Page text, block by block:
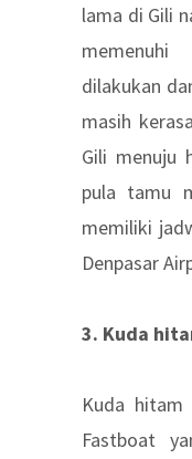
lama di Gili
memenuhi
dilakukan
masih
Gili menuju
pula tamu
memiliki
Denpasar
3. Kuda
Kuda hitam
Fastboat